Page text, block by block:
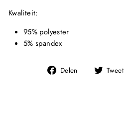
Kwaliteit:
95% polyester
5% spandex
Delen
Deel
Tweet